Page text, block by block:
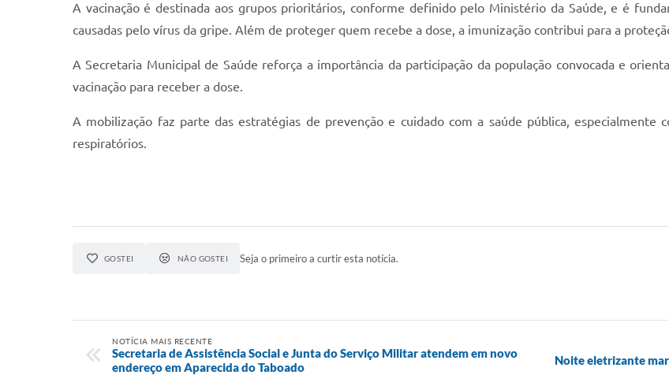
A vacinação é destinada aos grupos prioritários, conforme definido pelo Ministério da Saúde, e é
causadas pelo vírus da gripe. Além de proteger quem recebe a dose, a imunização contribui para a
A Secretaria Municipal de Saúde reforça a importância da participação da população convocada e
vacinação para receber a dose.
A mobilização faz parte das estratégias de prevenção e cuidado com a saúde pública, especialmente
respiratórios.
GOSTEI NÃO GOSTEI Seja o primeiro a curtir esta notícia.
NOTÍCIA MAIS RECENTE
Secretaria de Assistência Social e Junta do Serviço Militar atendem em novo
endereço em Aparecida do Taboado
Noite eletrizante